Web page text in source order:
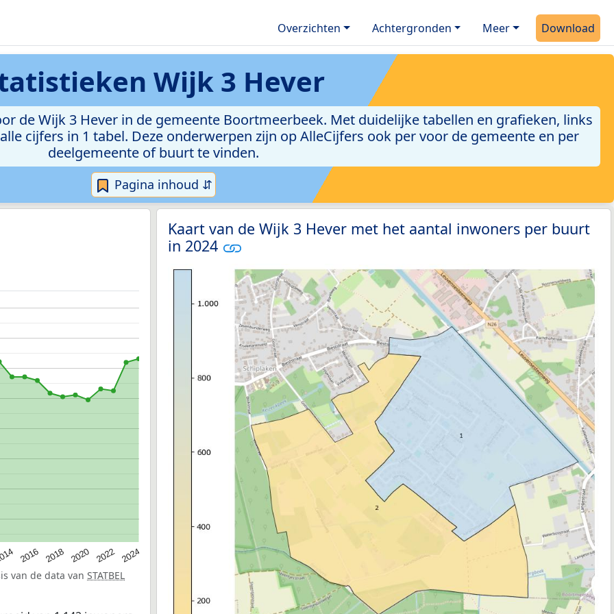
Overzichten Achtergronden Meer Download
Wijk 3 Hever
de Wijk 3 Hever in de gemeente Boortmeerbeek. Met duidelijke tabellen en grafieken, links
cijfers in 1 tabel. Deze onderwerpen zijn op AlleCijfers ook per voor de gemeente en per
deelgemeente of buurt te vinden.
Pagina inhoud ⇵
2016 2018 2020 2022 2024
van de data van STATBEL
Kaart van de Wijk 3 Hever met het aantal inwoners per buurt
in 2024